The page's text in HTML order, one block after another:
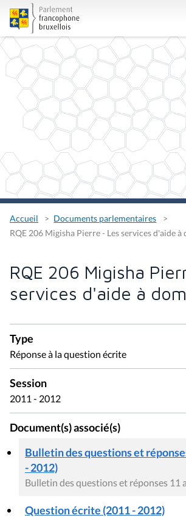
Accueil
Documents parlementaires
RQE 206 Migisha Pierre - Les services d'aide
RQE 206 Migisha
services d'aide à
Type
Réponse à la question écrite
Session
2011 - 2012
Document(s) associé(s)
Bulletin des questions et
- 2012)
Bulletin des questions et réponses 11
Question écrite (2011 - 2012)